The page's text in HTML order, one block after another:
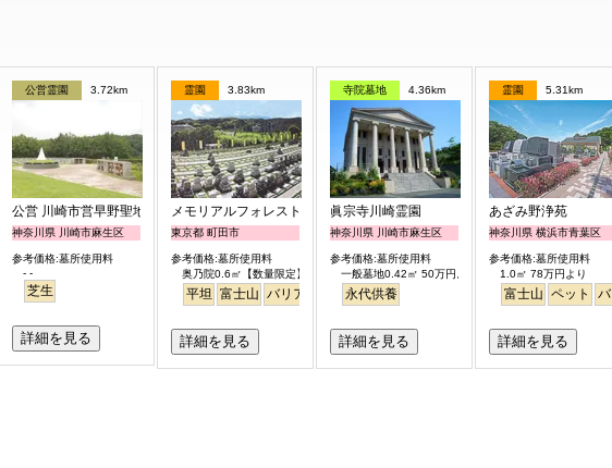
公営霊園 3.72km
公営 川崎市営早野聖地公園
神奈川県 川崎市麻生区
参考価格:墓所使用料
- -
芝生
詳細を見る
霊園 3.83km
メモリアルフォレスト多摩
東京都 町田市
参考価格:墓所使用料
奥乃院0.6㎡【数量限定】 24万円より
平坦 富士山 バリアフリー 日本庭園
詳細を見る
寺院墓地 4.36km
眞宗寺川崎霊園
神奈川県 川崎市麻生区
参考価格:墓所使用料
一般墓地0.42㎡ 50万円より
永代供養
詳細を見る
霊園 5.31km
あざみ野浄苑
神奈川県 横浜市青葉区
参考価格:墓所使用料
1.0㎡ 78万円より
富士山 ペット
詳細を見る